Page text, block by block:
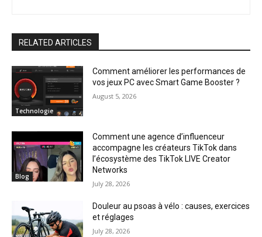
RELATED ARTICLES
Technologie
Comment améliorer les performances de
vos jeux PC avec Smart Game Booster ?
August 5, 2026
Blog
Comment une agence d’influenceur
accompagne les créateurs TikTok dans
l’écosystème des TikTok LIVE Creator
Networks
July 28, 2026
Douleur au psoas à vélo : causes, exercices
et réglages
July 28, 2026